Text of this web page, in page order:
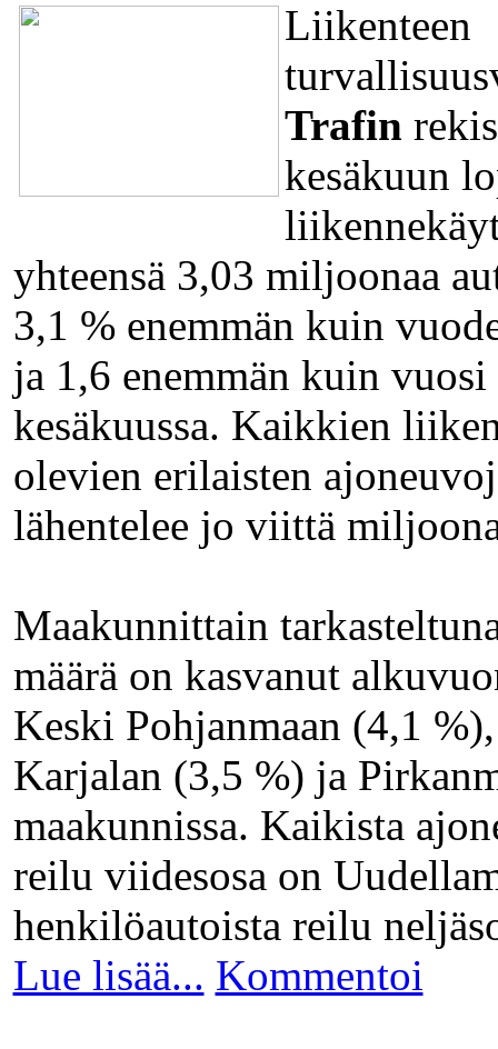
Liikenteen
Trafin
kesäkuun
yhteensä 3,03 miljoonaa
3,1 % enemmän kuin
ja 1,6 enemmän kuin vuosi
kesäkuussa. Kaikkien
olevien erilaisten
lähentelee jo viittä
Maakunnittain
määrä on kasvanut
Keski Pohjanmaan (4,1
Karjalan (3,5 %) ja
maakunnissa. Kaikista
reilu viidesosa on
henkilöautoista reilu
Lue lisää... Kommentoi